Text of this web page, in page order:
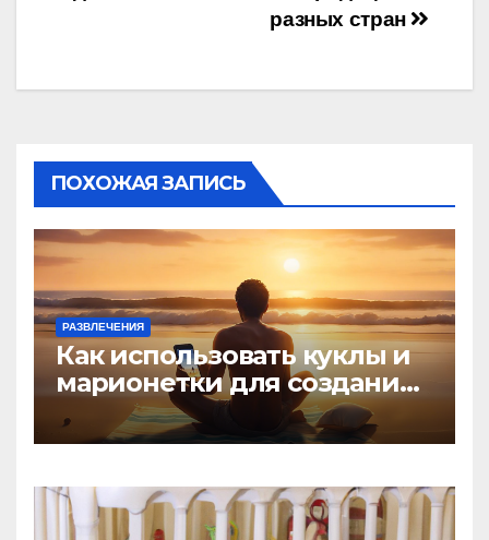
разных стран
ПОХОЖАЯ ЗАПИСЬ
РАЗВЛЕЧЕНИЯ
Как использовать куклы и
марионетки для создания
игр